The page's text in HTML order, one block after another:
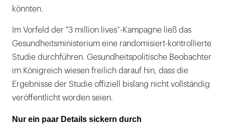
könnten.
Im Vorfeld der "3 million lives“-Kampagne ließ das
Gesundheitsministerium eine randomisiert-kontrollierte
Studie durchführen. Gesundheitspolitische Beobachter
im Königreich wiesen freilich darauf hin, dass die
Ergebnisse der Studie offiziell bislang nicht vollständig
veröffentlicht worden seien.
Nur ein paar Details sickern durch